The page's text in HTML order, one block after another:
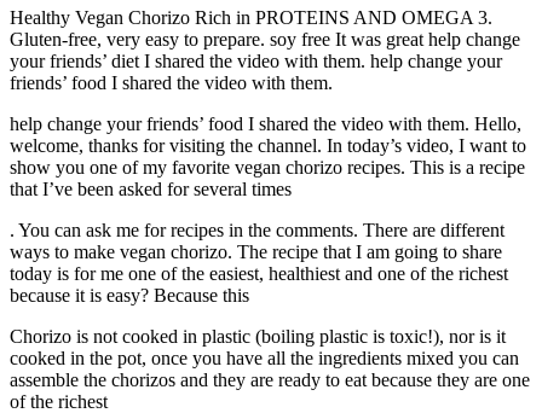
Healthy Vegan Chorizo ​​Rich in PROTEINS AND OMEGA 3.
Gluten-free, very easy to prepare. soy free It was great help change
your friends’ diet I shared the video with them. help change your
friends’ food I shared the video with them.
help change your friends’ food I shared the video with them. Hello,
welcome, thanks for visiting the channel. In today’s video, I want to
show you one of my favorite vegan chorizo ​​recipes. This is a recipe
that I’ve been asked for several times
. You can ask me for recipes in the comments. There are different
ways to make vegan chorizo. The recipe that I am going to share
today is for me one of the easiest, healthiest and one of the richest
because it is easy? Because this
Chorizo ​​is not cooked in plastic (boiling plastic is toxic!), nor is it
cooked in the pot, once you have all the ingredients mixed you can
assemble the chorizos and they are ready to eat because they are one
of the richest